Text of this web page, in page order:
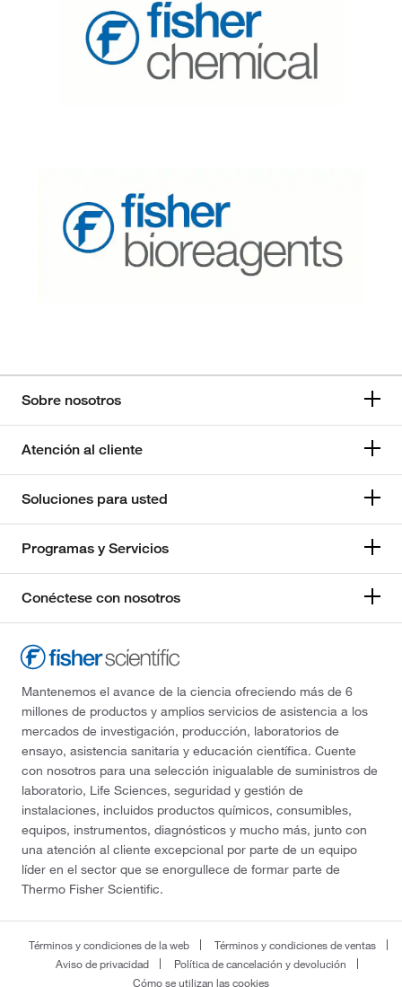
Sobre nosotros
Atención al cliente
Soluciones para usted
Programas y Servicios
Conéctese con nosotros
Mantenemos el avance de la ciencia ofreciendo más de 6
millones de productos y amplios servicios de asistencia a los
mercados de investigación, producción, laboratorios de
ensayo, asistencia sanitaria y educación científica. Cuente
con nosotros para una selección inigualable de suministros de
laboratorio, Life Sciences, seguridad y gestión de
instalaciones, incluidos productos químicos, consumibles,
equipos, instrumentos, diagnósticos y mucho más, junto con
una atención al cliente excepcional por parte de un equipo
líder en el sector que se enorgullece de formar parte de
Thermo Fisher Scientific.
Términos y condiciones de la web
Términos y condiciones de ventas
Aviso de privacidad
Política de cancelación y devolución
Cómo se utilizan las cookies